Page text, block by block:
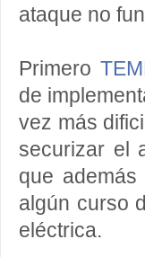
ataque no
Primero
de
vez más
securizar el
que
algún curso
eléctrica.